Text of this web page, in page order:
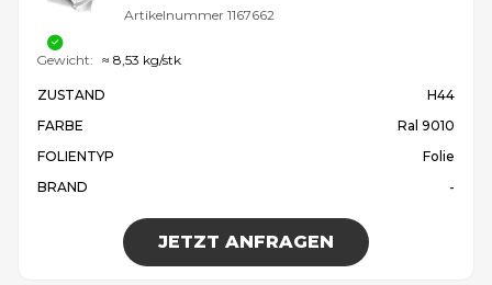
Artikelnummer 1167662
ZUSTAND
H44
FARBE
Ral 9010
FOLIENTYP
Folie
BRAND
-
JETZT ANFRAGEN
Gewicht: ≈ 8,53 kg/stk